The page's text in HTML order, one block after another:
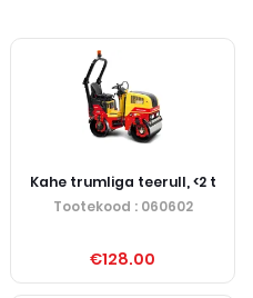
Kahe trumliga teerull, <2 t
Tootekood : 060602
€128.00